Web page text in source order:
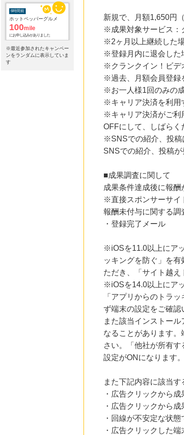
6時間前
ホットペッパーグルメ
100mile
にお申し込みがありました
6時間前
※最近参加されたキャンペー
ンをランダムに表示していま
す
新規で、月額1,650円
※成果対象サービス：
※2ヶ月以上継続した
※登録月内に退会した
※クランクイン！ビデ
※過去、月額会員登録
※お一人様1回のみの
※キャリア決済を利用
※キャリア決済がご利
OFFにして、しばらく
※SNSでの紹介、投稿
SNSでの紹介、投稿
■成果調査に関して
成果条件達成後に報酬
※直接スポンサーサイ
報酬未付与に関する調
・登録完了メール
※iOSを11.0以上にア
ッキングを防ぐ」を
ただき、「サイト越え
※iOSを14.0以上にア
「アプリからのトラ
ず端末の設定をご確認
また該当インストー
なることがあります
さい。「他社が所有
設定がONになります。
また下記内容に該当す
・広告クリックから
・広告クリックから
・回線が不安定な状
・広告クリックした